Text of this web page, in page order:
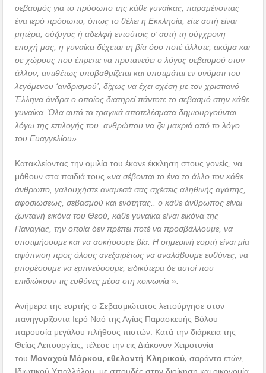
σεβασμός για το πρόσωπο της κάθε γυναίκας, παραμένοντας
ένα ιερό πρόσωπο, όπως το θέλει η Εκκλησία, είτε αυτή είναι
μητέρα, σύζυγος ή αδελφή εντούτοις σ’ αυτή τη σύγχρονη
εποχή μας, η γυναίκα δέχεται τη βία όσο ποτέ άλλοτε, ακόμα και
σε χώρους που έπρεπε να πρυτανεύει ο λόγος σεβασμού στον
άλλον, αντιθέτως υποβαθμίζεται και υποτιμάται εν ονόματι του
λεγόμενου ‘ανδρισμού’, δίχως να έχει σχέση με τον χριστιανό
Έλληνα άνδρα ο οποίος διατηρεί πάντοτε το σεβασμό στην κάθε
γυναίκα. Όλα αυτά τα τραγικά αποτελέσματα δημιουργούνται
λόγω της επιλογής του ανθρώπου να ζει μακριά από το λόγο
του Ευαγγελίου».
Κατακλείοντας την ομιλία του έκανε έκκληση στους γονείς, να
μάθουν στα παιδιά τους «να σέβονται το ένα το άλλο τον κάθε
άνθρωπο, γαλουχήστε αναμεσά σας σχέσεις αληθινής αγάπης,
αφοσιώσεως, σεβασμού και ενότητας.. ο κάθε άνθρωπος είναι
ζωντανή εικόνα του Θεού, κάθε γυναίκα είναι εικόνα της
Παναγίας, την οποία δεν πρέπει ποτέ να προσβάλλουμε, να
υποτιμήσουμε και να ασκήσουμε βία. Η σημερινή εορτή είναι μία
αφύπνιση προς όλους ανεξαιρέτως να αναλάβουμε ευθύνες, να
μπορέσουμε να εμπνεύσουμε, ειδικότερα δε αυτοί που
επιδιώκουν τις ευθύνες μέσα στη κοινωνία ».
Ανήμερα της εορτής ο Σεβασμιώτατος λειτούργησε στον
πανηγυρίζοντα Ιερό Ναό της Αγίας Παρασκευής Βόλου
παρουσία μεγάλου πλήθους πιστών. Κατά την διάρκεια της
Θείας Λειτουργίας, τέλεσε την εις Διάκονον Χειροτονία
του Μοναχού Μάρκου,εθελοντή Κληρικού,σαράντα ετών,
Ιδιωτικού Υπαλλήλου, με σπουδές στην διοίκηση και οικονομία